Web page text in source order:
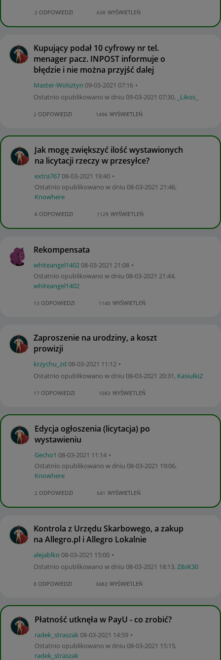
2 ODPOWIEDZI 638 WYŚWIETLEŃ
Kupujący podał 10 cyfrowy nr tel.
menager pacz. INPOST informuje o
błędzie i nie można przyjść dalej
Master-Wolsztyn ‎09-03-2021 07:16
Ostatnio opublikowano w dniu ‎09-03-2021 07:30, _Likos_
2 ODPOWIEDZI 1496 WYŚWIETLEŃ
Jak mogę zwiększyć ilość wystawionych
na licytacji rzeczy w przesyłce?
extra767‎08-03-2021 19:40
Ostatnio opublikowano w dniu ‎08-03-2021 21:46,
Knowhere
8 ODPOWIEDZI 1129 WYŚWIETLEŃ
Rekompensata
whiteangel1402‎08-03-2021 21:08
Ostatnio opublikowano w dniu ‎08-03-2021 21:44,
whiteangel1402
13 ODPOWIEDZI 1140 WYŚWIETLEŃ
Zaproszenie na urodziny, a koszt
prowizji
krzychu_zd ‎08-03-2021 11:12
Ostatnio opublikowano w dniu ‎08-03-2021 20:31, Kasiulki2
17 ODPOWIEDZI 1083 WYŚWIETLEŃ
Edycja ogłoszenia (licytacja) po
wystawieniu
Gecho1 ‎08-03-2021 11:14
Ostatnio opublikowano w dniu ‎08-03-2021 19:06,
Knowhere
2 ODPOWIEDZI 541 WYŚWIETLEŃ
Kontrola z Urzędu Skarbowego, a zakup
na Allegro.pl i Allegro Lokalnie
alejablko ‎08-03-2021 15:00
Ostatnio opublikowano w dniu ‎08-03-2021 18:13, ZibiK30
8 ODPOWIEDZI 3483 WYŚWIETLEŃ
Płatność utknęła w PayU - co zrobić?
radek_straszak‎08-03-2021 14:59
Ostatnio opublikowano w dniu ‎08-03-2021 15:15,
radek_straszak